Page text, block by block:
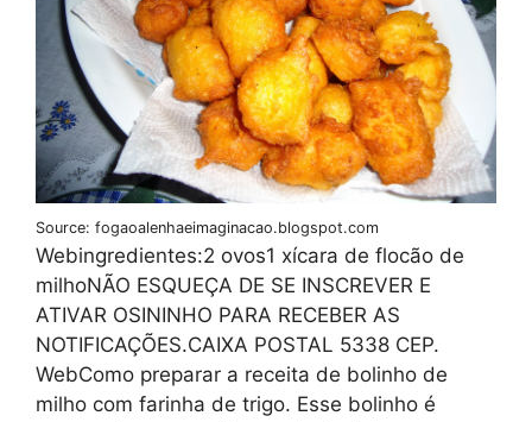
Source: fogaoalenhaeimaginacao.blogspot.com
Webingredientes:2 ovos1 xícara de flocão de
milhoNÃO ESQUEÇA DE SE INSCREVER E
ATIVAR OSININHO PARA RECEBER AS
NOTIFICAÇÕES.CAIXA POSTAL 5338 CEP.
WebComo preparar a receita de bolinho de
milho com farinha de trigo. Esse bolinho é